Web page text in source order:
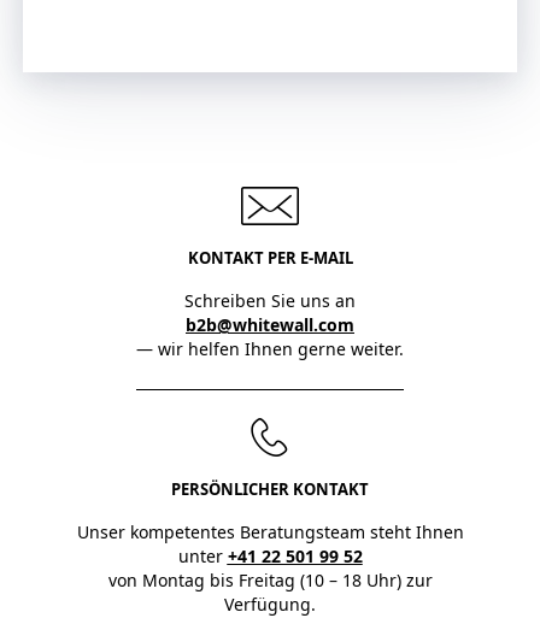
KONTAKT PER E-MAIL
Schreiben Sie uns an
b2b@whitewall.com
— wir helfen Ihnen gerne weiter.
PERSÖNLICHER KONTAKT
Unser kompetentes Beratungsteam steht Ihnen
unter +41 22 501 99 52
von Montag bis Freitag (10 – 18 Uhr) zur
Verfügung.